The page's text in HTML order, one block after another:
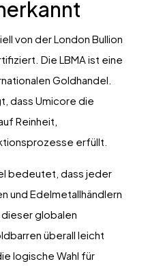
von der London Bullion
Die LBMA ist eine
Goldhandel.
dass Umicore die
Reinheit,
erfüllt.
bedeutet, dass jeder
und Edelmetallhändlern
globalen
überall leicht
logische Wahl für